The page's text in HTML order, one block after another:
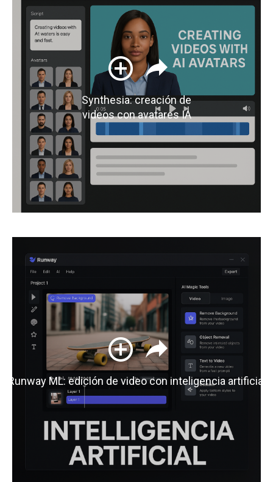
Synthesia: creación de
videos con avatares IA
Runway ML: edición de video con inteligencia artificial